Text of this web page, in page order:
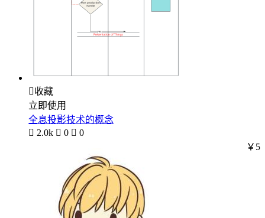
收藏
立即使用
全息投影技术的概念
 2.0k  0  0
￥5